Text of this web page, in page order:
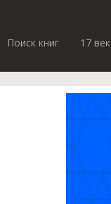
Поиск книг
17 век